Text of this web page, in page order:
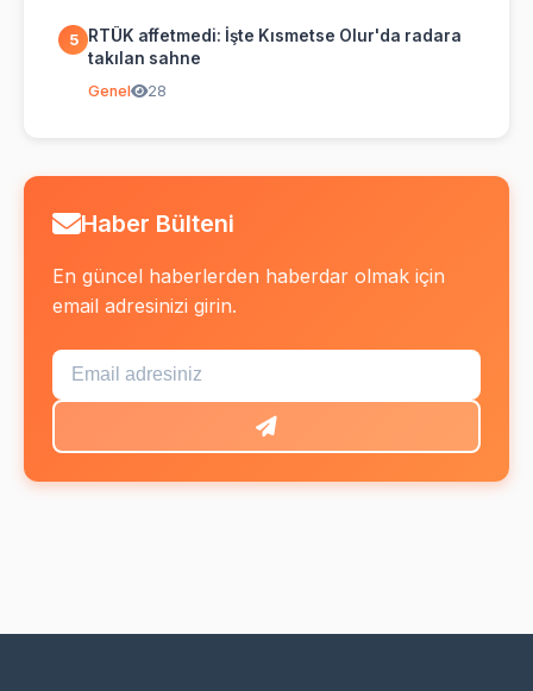
5
RTÜK affetmedi: İşte Kısmetse Olur'da radara
takılan sahne
Genel 28
Haber Bülteni
En güncel haberlerden haberdar olmak için
email adresinizi girin.